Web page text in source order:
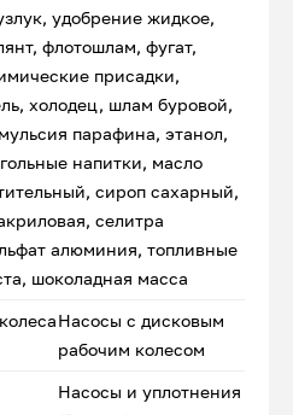
удобрение жидкое,
флотошлам, фугат,
присадки,
холодец, шлам буровой,
парафина, этанол,
напитки, масло
сироп сахарный,
селитра
алюминия, топливные
шоколадная масса
Насосы с дисковым
рабочим колесом
Насосы и уплотнения